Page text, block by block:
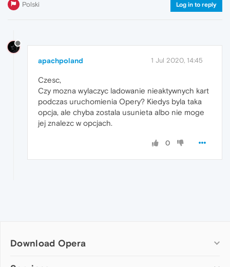
Polski Log in to reply
apachpoland 1 Jul 2020, 14:45
Czesc,
Czy mozna wylaczyc ladowanie nieaktywnych kart
podczas uruchomienia Opery? Kiedys byla taka
opcja, ale chyba zostala usunieta albo nie moge
jej znalezc w opcjach.
0
Download Opera